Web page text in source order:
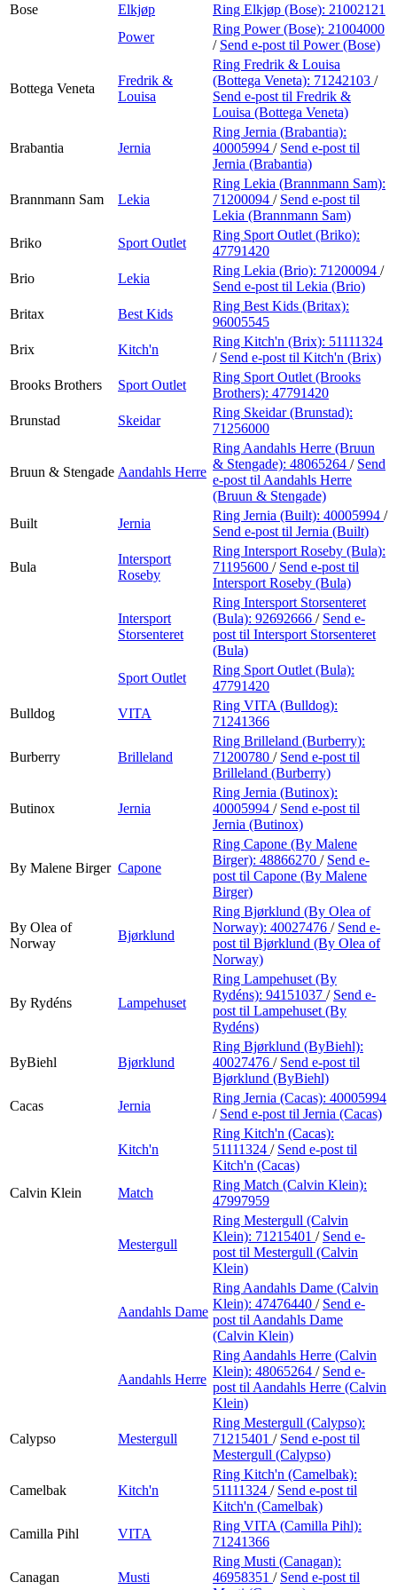
Bose
Elkjøp Ring Elkjøp (Bose): 21002121
Power
Ring Power (Bose): 21004000
/ Send e-post til Power (Bose)
Bottega Veneta
Fredrik &
Louisa
Ring Fredrik & Louisa
(Bottega Veneta): 71242103 /
Send e-post til Fredrik &
Louisa (Bottega Veneta)
Brabantia Jernia
Ring Jernia (Brabantia):
40005994 / Send e-post til
Jernia (Brabantia)
Brannmann Sam Lekia
Ring Lekia (Brannmann Sam):
71200094 / Send e-post til
Lekia (Brannmann Sam)
Briko
Sport Outlet
Ring Sport Outlet (Briko):
47791420
Brio
Lekia
Ring Lekia (Brio): 71200094 /
Send e-post til Lekia (Brio)
Britax
Best Kids
Ring Best Kids (Britax):
96005545
Brix
Kitch'n
Ring Kitch'n (Brix): 51111324
/ Send e-post til Kitch'n (Brix)
Brooks Brothers
Sport Outlet
Ring Sport Outlet (Brooks
Brothers): 47791420
Brunstad
Skeidar
Ring Skeidar (Brunstad):
71256000
Bruun & Stengade Aandahls Herre
Ring Aandahls Herre (Bruun
& Stengade): 48065264 / Send
e-post til Aandahls Herre
(Bruun & Stengade)
Built
Jernia
Ring Jernia (Built): 40005994 /
Send e-post til Jernia (Built)
Bula
Intersport
Roseby
Ring Intersport Roseby (Bula):
71195600 / Send e-post til
Intersport Roseby (Bula)
Intersport
Storsenteret
Ring Intersport Storsenteret
(Bula): 92692666 / Send e-
post til Intersport Storsenteret
(Bula)
Sport Outlet
Ring Sport Outlet (Bula):
47791420
Bulldog
VITA
Ring VITA (Bulldog):
71241366
Burberry Brilleland
Ring Brilleland (Burberry):
71200780 / Send e-post til
Brilleland (Burberry)
Butinox Jernia
Ring Jernia (Butinox):
40005994 / Send e-post til
Jernia (Butinox)
By Malene Birger Capone
Ring Capone (By Malene
Birger): 48866270 / Send e-
post til Capone (By Malene
Birger)
By Olea of
Norway
Bjørklund
Ring Bjørklund (By Olea of
Norway): 40027476 / Send e-
post til Bjørklund (By Olea of
Norway)
By Rydéns Lampehuset
Ring Lampehuset (By
Rydéns): 94151037 / Send e-
post til Lampehuset (By
Rydéns)
ByBiehl Bjørklund
Ring Bjørklund (ByBiehl):
40027476 / Send e-post til
Bjørklund (ByBiehl)
Cacas
Jernia
Ring Jernia (Cacas): 40005994
/ Send e-post til Jernia (Cacas)
Kitch'n
Ring Kitch'n (Cacas):
51111324 / Send e-post til
Kitch'n (Cacas)
Calvin Klein
Match
Ring Match (Calvin Klein):
47997959
Mestergull
Ring Mestergull (Calvin
Klein): 71215401 / Send e-
post til Mestergull (Calvin
Klein)
Aandahls Dame
Ring Aandahls Dame (Calvin
Klein): 47476440 / Send e-
post til Aandahls Dame
(Calvin Klein)
Aandahls Herre
Ring Aandahls Herre (Calvin
Klein): 48065264 / Send e-
post til Aandahls Herre (Calvin
Klein)
Calypso Mestergull
Ring Mestergull (Calypso):
71215401 / Send e-post til
Mestergull (Calypso)
Camelbak Kitch'n
Ring Kitch'n (Camelbak):
51111324 / Send e-post til
Kitch'n (Camelbak)
Camilla Pihl
VITA
Ring VITA (Camilla Pihl):
71241366
Canagan Musti
Ring Musti (Canagan):
46958351 / Send e-post til